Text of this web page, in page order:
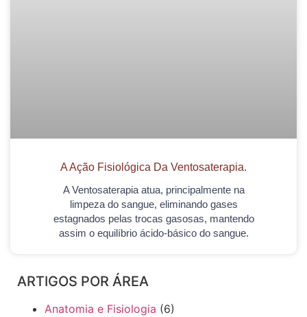
A Ação Fisiológica Da Ventosaterapia.
A Ventosaterapia atua, principalmente na
limpeza do sangue, eliminando gases
estagnados pelas trocas gasosas, mantendo
assim o equilíbrio ácido-básico do sangue.
ARTIGOS POR ÁREA
Anatomia e Fisiologia (6)